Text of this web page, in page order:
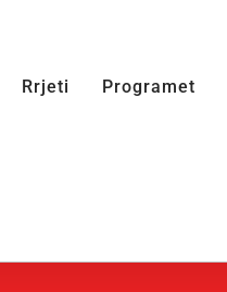
Rrjeti Programet